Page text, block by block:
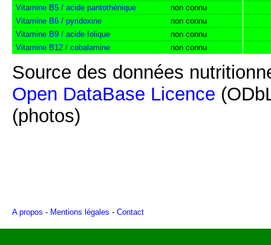
Vitamine B5 / acide pantothénique
non connu
Vitamine B6 / pyridoxine
non connu
Vitamine B9 / acide folique
non connu
Vitamine B12 / cobalamine
non connu
Source des données
Open DataBase Licence
(photos)
A propos - Mentions légales - Contact